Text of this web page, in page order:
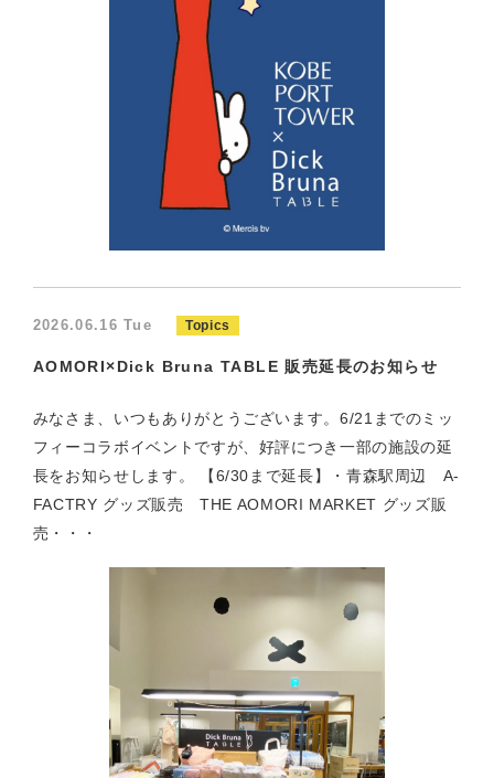
2026.06.16 Tue Topics
AOMORI×Dick Bruna TABLE 販売延長のお知らせ
みなさま、いつもありがとうございます。6/21までのミッ
フィーコラボイベントですが、好評につき一部の施設の延
長をお知らせします。 【6/30まで延長】・青森駅周辺 A-
FACTRY グッズ販売 THE AOMORI MARKET グッズ販
売・・・